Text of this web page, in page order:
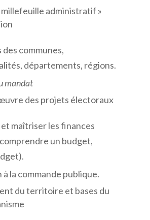
millefeuille administratif »
communes,
départements, régions.
mandat
des projets électoraux
maîtriser les finances
un budget,
la commande publique.
du territoire et bases du